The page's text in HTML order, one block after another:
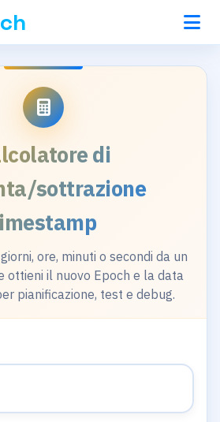
di
sottrazione
ore, minuti o secondi da un
ottieni il nuovo Epoch e la data
pianificazione, test e debug.